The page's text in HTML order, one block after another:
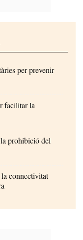
per prevenir
facilitar la
prohibició del
connectivitat